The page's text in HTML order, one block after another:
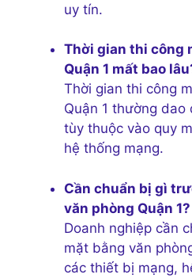
uy tín.
Thời gian thi công
Quận 1 mất bao
Thời gian thi công
Quận 1 thường dao
tùy thuộc vào quy
hệ thống mạng.
Cần chuẩn bị gì
văn phòng Quận 1?
Doanh nghiệp cần
mặt bằng văn
các thiết bị mạng,